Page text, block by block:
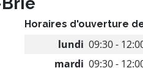
Horaires d'ouverture
lundi 09:30 -
mardi 09:30 -